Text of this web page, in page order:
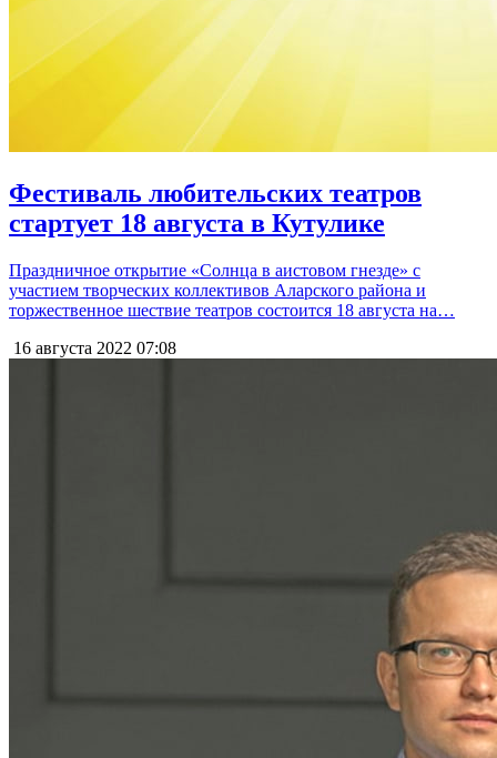
Фестиваль любительских театров
стартует 18 августа в Кутулике
Праздничное открытие «Солнца в аистовом гнезде» с
участием творческих коллективов Аларского района и
торжественное шествие театров состоится 18 августа на…
16 августа 2022 07:08